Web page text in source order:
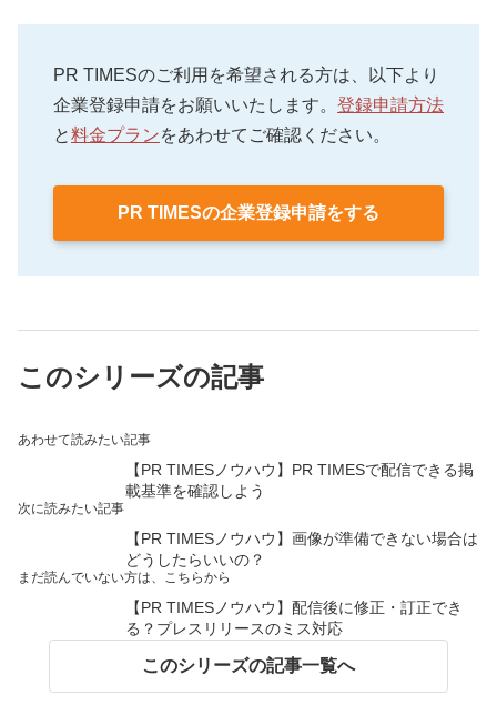
早く察知できるでしょう。
PR TIMESのご利用を希望される方は、以下より
企業登録申請をお願いいたします。 登録申請方法
と料金プランをあわせてご確認ください。
PR TIMESの企業登録申請をする
このシリーズの記事
あわせて読みたい記事
【PR TIMESノウハウ】PR TIMESで配信できる掲
載基準を確認しよう
次に読みたい記事
【PR TIMESノウハウ】画像が準備できない場合は
どうしたらいいの？
まだ読んでいない方は、こちらから
【PR TIMESノウハウ】配信後に修正・訂正でき
る？プレスリリースのミス対応
このシリーズの記事一覧へ